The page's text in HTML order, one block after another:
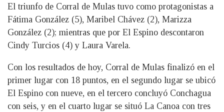
El triunfo de Corral de Mulas tuvo como protagonistas a
Fátima González (5), Maribel Chávez (2), Marizza
González (2); mientras que por El Espino descontaron
Cindy Turcios (4) y Laura Varela.
Con los resultados de hoy, Corral de Mulas finalizó en el
primer lugar con 18 puntos, en el segundo lugar se ubicó
El Espino con nueve, en el tercero concluyó Conchagua
con seis, y en el cuarto lugar se situó La Canoa con tres